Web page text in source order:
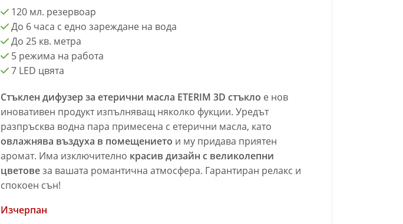
120 мл. резервоар
До 6 часа с едно зареждане на вода
До 25 кв. метра
5 режима на работа
7 LED цвята
Стъклен дифузер за етерични масла ETERIM 3D стъкло е нов
иновативен продукт изпълняващ няколко фукции. Уредът
разпръсква водна пара примесена с етерични масла, като
овлажнява въздуха в помещението и му придава приятен
аромат. Има изключително красив дизайн с великолепни
цветовеза вашата романтична атмосфера. Гарантиран релакс и
спокоен сън!
Изчерпан